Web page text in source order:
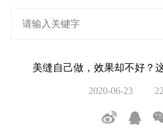
美缝自己做，效果却不好？
2020-06-23